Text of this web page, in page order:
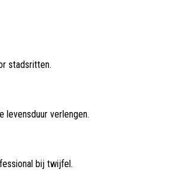
stadsritten.
levensduur verlengen.
bij twijfel.